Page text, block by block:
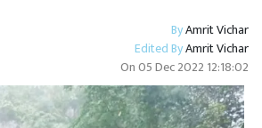
ByAmrit Vichar
Edited ByAmrit Vichar
On05 Dec 2022 12:18:02